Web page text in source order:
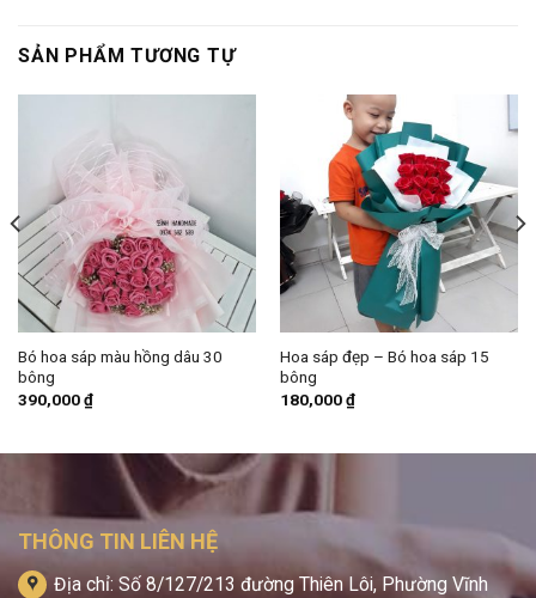
SẢN PHẨM TƯƠNG TỰ
Bó hoa sáp màu hồng dâu 30
bông
390,000₫
Hoa sáp đẹp – Bó hoa sáp 15
bông
180,000₫
THÔNG TIN LIÊN HỆ
Địa chỉ: Số 8/127/213 đường Thiên Lôi, Phường Vĩnh